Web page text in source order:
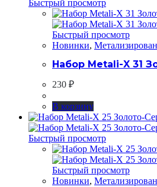
Быстрый просмотр
Быстрый просмотр
Новинки,
Набор Metali-X 31
230 ₽
В корзину
Быстрый просмотр
Быстрый просмотр
Новинки,